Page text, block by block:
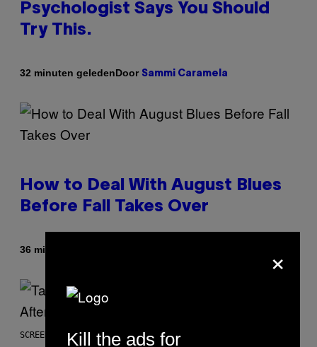
Psychologist Says You Should
Try This.
32 minuten geledenDoor Sammi Caramela
How to Deal With August Blues
Before Fall Takes Over
36 minuten geleden
SCREENSHOT: ROCKSTAR GAMES
×
Kill the ads for